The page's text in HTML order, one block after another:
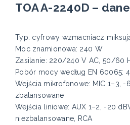
TOA A-2240D –
Typ: cyfrowy wzmacniacz
Moc znamionowa: 240 W
Zasilanie: 220/240 V AC, 50/60
Pobór mocy według EN 60065:
Wejścia mikrofonowe: MIC 1–3, -
zbalansowane
Wejścia liniowe: AUX 1–2, -20
niezbalansowane, RCA